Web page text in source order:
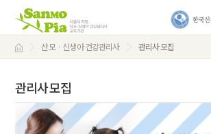
산모 · 신생아 건강관리사 관리사 모집
관리사 모집